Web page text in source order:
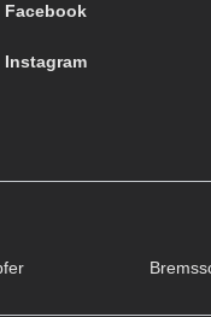
Facebook
Instagram